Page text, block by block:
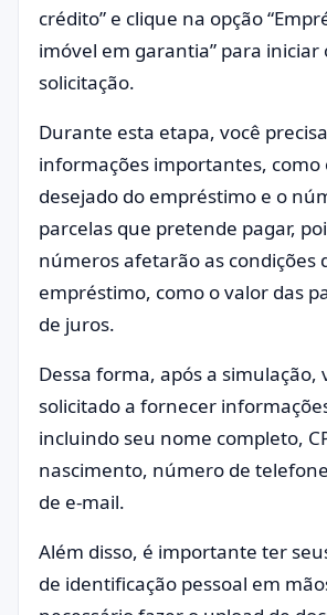
crédito” e clique na opção
imóvel em garantia” para iniciar
solicitação.
Durante esta etapa, você
informações importantes, como
desejado do empréstimo e o
parcelas que pretende pagar,
números afetarão as condições
empréstimo, como o valor das
de juros.
Dessa forma, após a simulação,
solicitado a fornecer
incluindo seu nome completo,
nascimento, número de
de e-mail.
Além disso, é importante ter
de identificação pessoal em